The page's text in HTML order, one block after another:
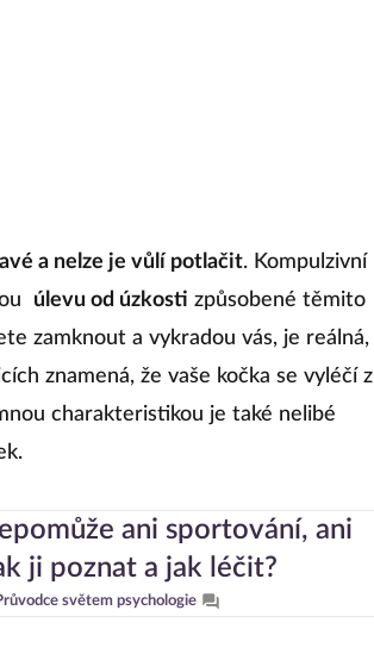
a nelze je vůlí potlačit. Kompulzivní
úlevu od úzkosti způsobené těmito
zamknout a vykradou vás, je reálná,
znamená, že vaše kočka se vyléčí z
charakteristikou je také nelibé
ani sportování, ani
ji poznat a jak léčit?
světem psychologie